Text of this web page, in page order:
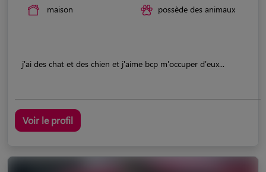
maison possède des animaux
j'ai des chat et des chien et j'aime bcp m'occuper d'eux...
Voir le profil